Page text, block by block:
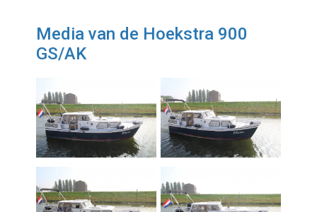
Media van de Hoekstra 900
GS/AK